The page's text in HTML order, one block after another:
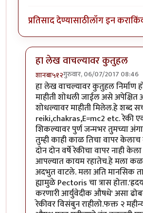
प्रतिसाद देण्यासाठीलॉग इन करा
हा लेख वाचल्यावर कुतुहल
शानबा५१२गुरुवार, 06/07/2017 08:46
In reply toरेकी म्हणजे??? पूर्ण
हा लेख वाचल्यावर कुतुहल निर्माण
माहीती शोधली जाईल असे
शोधल्यावर माहीती मिलेल.हे शब्द
reiki,chakras,E=mc2 etc. रेकी
शिकल्यावर पुर्ण जन्मभर तुमच्या
तुम्ही काही काळ तिचा वापर केलाच
दोन दोन वर्षे रेकीचा वापर नाही केला
आपल्यात कायम रहातेच.हे मला
अदभुत वाटले. मला अति मानसिक
ह्यामुळे Pectoris चा त्रास
करणारी आर्युवेदीक औषधे' असा
रेकीवर विसंबुन राहीलो.फक्त २